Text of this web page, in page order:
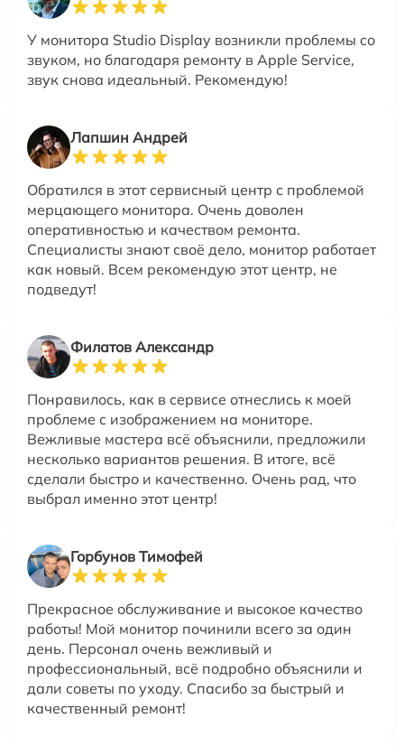
У монитора Studio Display возникли проблемы со
звуком, но благодаря ремонту в Apple Service,
звук снова идеальный. Рекомендую!
Лапшин Андрей
Обратился в этот сервисный центр с проблемой
мерцающего монитора. Очень доволен
оперативностью и качеством ремонта.
Специалисты знают своё дело, монитор работает
как новый. Всем рекомендую этот центр, не
подведут!
Филатов Александр
Понравилось, как в сервисе отнеслись к моей
проблеме с изображением на мониторе.
Вежливые мастера всё объяснили, предложили
несколько вариантов решения. В итоге, всё
сделали быстро и качественно. Очень рад, что
выбрал именно этот центр!
Горбунов Тимофей
Прекрасное обслуживание и высокое качество
работы! Мой монитор починили всего за один
день. Персонал очень вежливый и
профессиональный, всё подробно объяснили и
дали советы по уходу. Спасибо за быстрый и
качественный ремонт!